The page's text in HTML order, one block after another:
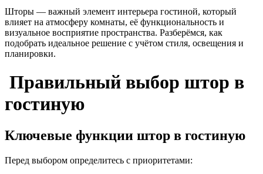
Шторы — важный элемент интерьера гостиной, который
влияет на атмосферу комнаты, её функциональность и
визуальное восприятие пространства. Разберёмся, как
подобрать идеальное решение с учётом стиля, освещения и
планировки.
Правильный выбор штор в
гостиную
Ключевые функции штор в гостиную
Перед выбором определитесь с приоритетами: